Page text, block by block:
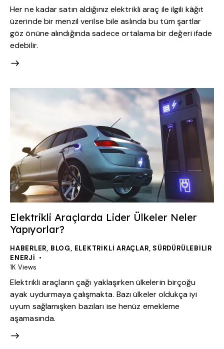
Her ne kadar satın aldığınız elektrikli araç ile ilgili kâğıt
üzerinde bir menzil verilse bile aslında bu tüm şartlar
göz önüne alındığında sadece ortalama bir değeri ifade
edebilir.
Elektrikli Araçlarda Lider Ülkeler Neler
Yapıyorlar?
HABERLER, BLOG, ELEKTRIKLI ARAÇLAR, SÜRDÜRÜLEBILIR
ENERJI
1K Views
Elektrikli araçların çağı yaklaşırken ülkelerin birçoğu
ayak uydurmaya çalışmakta. Bazı ülkeler oldukça iyi
uyum sağlamışken bazıları ise henüz emekleme
aşamasında.